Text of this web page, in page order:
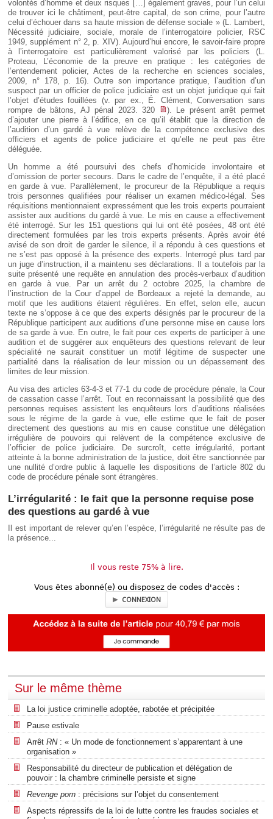
volontés d’homme et deux risques […] également graves, pour l’un celui
de trouver ici le châtiment, peut-être capital, de son crime, pour l’autre
celui d’échouer dans sa haute mission de défense sociale » (L. Lambert,
Nécessité judiciaire, sociale, morale de l’interrogatoire policier, RSC
1949, supplément n° 2, p. XIV). Aujourd’hui encore, le savoir-faire propre
à l’interrogatoire est particulièrement valorisé par les policiers (L.
Proteau, L’économie de la preuve en pratique : les catégories de
l’entendement policier, Actes de la recherche en sciences sociales,
2009, n° 178, p. 16). Outre son importance pratique, l’audition d’un
suspect par un officier de police judiciaire est un objet juridique qui fait
l’objet d’études fouillées (v. par ex., É. Clément, Conversation sans
rompre de bâtons, AJ pénal 2023. 320
). Le présent arrêt permet
d’ajouter une pierre à l’édifice, en ce qu’il établit que la direction de
l’audition d’un gardé à vue relève de la compétence exclusive des
officiers et agents de police judiciaire et qu’elle ne peut pas être
déléguée.
Un homme a été poursuivi des chefs d’homicide involontaire et
d’omission de porter secours. Dans le cadre de l’enquête, il a été placé
en garde à vue. Parallèlement, le procureur de la République a requis
trois personnes qualifiées pour réaliser un examen médico-légal. Ses
réquisitions mentionnaient expressément que les trois experts pourraient
assister aux auditions du gardé à vue. Le mis en cause a effectivement
été interrogé. Sur les 151 questions qui lui ont été posées, 48 ont été
directement formulées par les trois experts présents. Après avoir été
avisé de son droit de garder le silence, il a répondu à ces questions et
ne s’est pas opposé à la présence des experts. Interrogé plus tard par
un juge d’instruction, il a maintenu ses déclarations. Il a toutefois par la
suite présenté une requête en annulation des procès-verbaux d’audition
en garde à vue. Par un arrêt du 2 octobre 2025, la chambre de
l’instruction de la Cour d’appel de Bordeaux a rejeté la demande, au
motif que les auditions étaient régulières. En effet, selon elle, aucun
texte ne s’oppose à ce que des experts désignés par le procureur de la
République participent aux auditions d’une personne mise en cause lors
de sa garde à vue. En outre, le fait pour ces experts de participer à une
audition et de suggérer aux enquêteurs des questions relevant de leur
spécialité ne saurait constituer un motif légitime de suspecter une
partialité dans la réalisation de leur mission ou un dépassement des
limites de leur mission.
Au visa des articles 63-4-3 et 77-1 du code de procédure pénale, la Cour
de cassation casse l’arrêt. Tout en reconnaissant la possibilité que des
personnes requises assistent les enquêteurs lors d’auditions réalisées
sous le régime de la garde à vue, elle estime que le fait de poser
directement des questions au mis en cause constitue une délégation
irrégulière de pouvoirs qui relèvent de la compétence exclusive de
l’officier de police judiciaire. De surcroît, cette irrégularité, portant
atteinte à la bonne administration de la justice, doit être sanctionnée par
une nullité d’ordre public à laquelle les dispositions de l’article 802 du
code de procédure pénale sont étrangères.
L’irrégularité : le fait que la personne requise pose
des questions au gardé à vue
Il est important de relever qu’en l’espèce, l’irrégularité ne résulte pas de
la présence...
Il vous reste 75% à lire.
Vous êtes abonné(e) ou disposez de codes d'accès :
CONNEXION
Sur le même thème
La loi justice criminelle adoptée, rabotée et précipitée
Pause estivale
Arrêt RN: « Un mode de fonctionnement s’apparentant à une
organisation »
Responsabilité du directeur de publication et délégation de
pouvoir : la chambre criminelle persiste et signe
Revenge porn : précisions sur l’objet du consentement
Aspects répressifs de la loi de lutte contre les fraudes sociales et